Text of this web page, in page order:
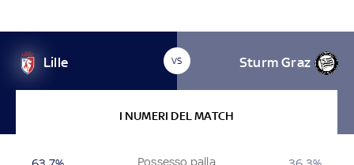
Lille VS Sturm Graz
I NUMERI DEL MATCH
Possesso palla